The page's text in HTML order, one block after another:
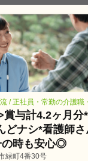
/ 正社員・常勤の介護職
賞与計4.2ヶ月分
どナシ*看護師
の時も安心◎
緑町4番30号